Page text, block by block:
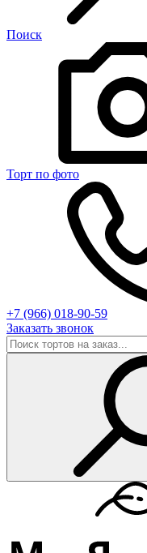
Поиск
Торт по фото
+7 (966) 018-90-59
Заказать звонок